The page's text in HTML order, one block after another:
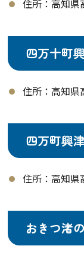
住所：高知県
四万十町
住所：高知県
四万町興
住所：高知県
おきつ渚